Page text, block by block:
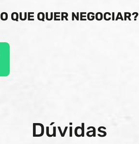
O QUE QUER NEGOCIAR?
Dúvidas